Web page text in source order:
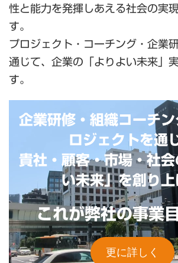
性と能力を発揮しあえる社会の実
す。
プロジェクト・コーチング・企業
通じて、企業の「よりよい未来」
す。
企業研修・組織コーチ
ロジェクトを通
貴社・顧客・市場・社
い未来」を創り上
これが弊社の事業
更に詳しく